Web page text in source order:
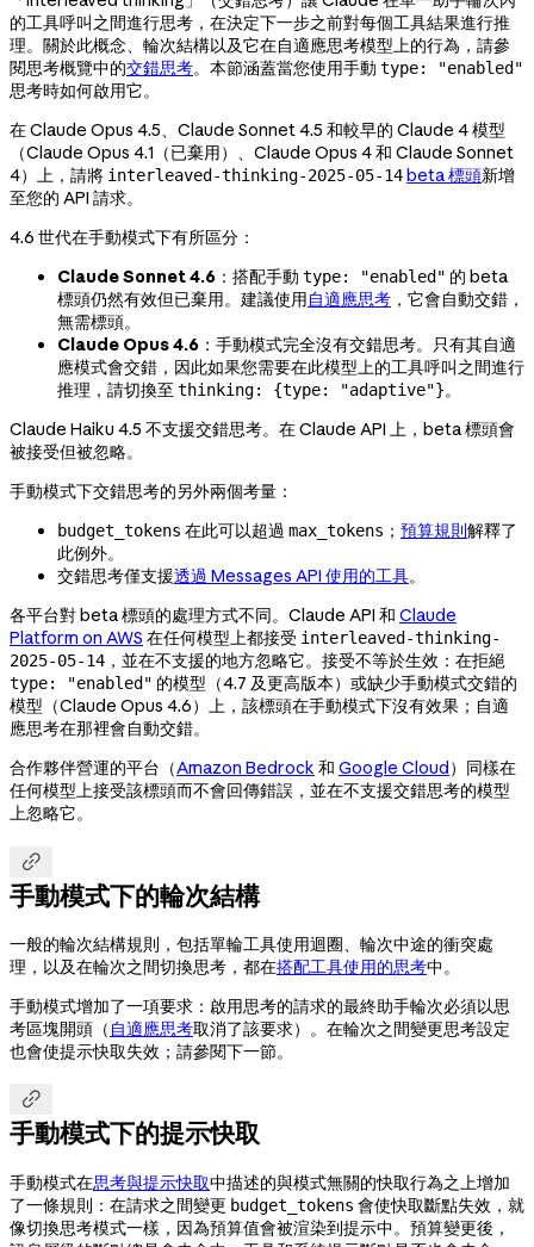
的工具呼叫之間進行思考，在決定下一步之前對每個工具結果進行推
理。關於此概念、輪次結構以及它在自適應思考模型上的行為，請參
閱思考概覽中的交錯思考。本節涵蓋當您使用手動 type: "enabled"
思考時如何啟用它。
在 Claude Opus 4.5、Claude Sonnet 4.5 和較早的 Claude 4 模型
（Claude Opus 4.1（已棄用）、Claude Opus 4 和 Claude Sonnet
4）上，請將 interleaved-thinking-2025-05-14beta 標頭新增
至您的 API 請求。
4.6 世代在手動模式下有所區分：
Claude Sonnet 4.6 ：搭配手動 type: "enabled" 的 beta
標頭仍然有效但已棄用。建議使用自適應思考 ，它會自動交錯，
無需標頭。
Claude Opus 4.6 ：手動模式完全沒有交錯思考。只有其自適
應模式會交錯，因此如果您需要在此模型上的工具呼叫之間進行
推理，請切換至 thinking: {type: "adaptive"}。
Claude Haiku 4.5 不支援交錯思考。在 Claude API 上，beta 標頭會
被接受但被忽略。
手動模式下交錯思考的另外兩個考量：
budget_tokens 在此可以超過 max_tokens ； 預算規則解釋了
此例外。
交錯思考僅支援透過 Messages API 使用的工具。
各平台對 beta 標頭的處理方式不同。Claude API 和 Claude
Platform on AWS 在任何模型上都接受 interleaved-thinking-
2025-05-14 ，並在不支援的地方忽略它。接受不等於生效：在拒絕
type: "enabled" 的模型（4.7 及更高版本）或缺少手動模式交錯的
模型（Claude Opus 4.6）上，該標頭在手動模式下沒有效果；自適
應思考在那裡會自動交錯。
合作夥伴營運的平台（Amazon Bedrock 和 Google Cloud）同樣在
任何模型上接受該標頭而不會回傳錯誤，並在不支援交錯思考的模型
上忽略它。

手動模式下的輪次結構
一般的輪次結構規則，包括單輪工具使用迴圈、輪次中途的衝突處
理，以及在輪次之間切換思考，都在搭配工具使用的思考中。
手動模式增加了一項要求：啟用思考的請求的最終助手輪次必須以思
考區塊開頭（ 自適應思考取消了該要求）。在輪次之間變更思考設定
也會使提示快取失效；請參閱下一節。

手動模式下的提示快取
手動模式在思考與提示快取中描述的與模式無關的快取行為之上增加
了一條規則：在請求之間變更 budget_tokens 會使快取斷點失效，就
像切換思考模式一樣，因為預算值會被渲染到提示中。預算變更後，